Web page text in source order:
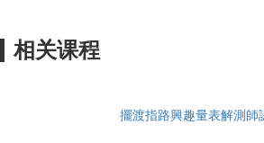
相关课程
擺渡指路興趣量表解測師